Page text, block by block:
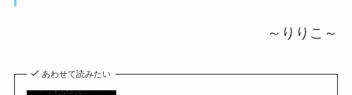
～りりこ～
あわせて読みたい